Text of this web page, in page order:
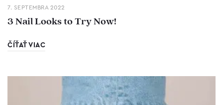
7. SEPTEMBRA 2022
3 Nail Looks to Try Now!
ČÍŤAŤ VIAC